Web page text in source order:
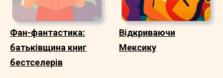
Фан-фантастика:
батьківщина книг
бестселерів
Відкриваючи
Мексику